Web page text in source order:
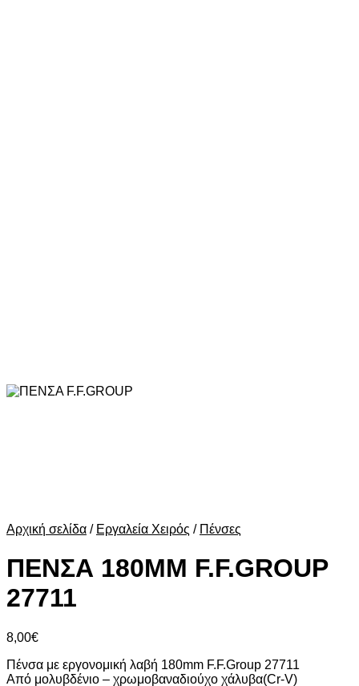
Αρχική σελίδα / Εργαλεία Χειρός / Πένσες
ΠΕΝΣΑ 180ΜΜ F.F.GROUP
27711
8,00€
Πένσα με εργονομική λαβή 180mm F.F.Group 27711
Από μολυβδένιο – χρωμοβαναδιούχο χάλυβα(Cr-V)